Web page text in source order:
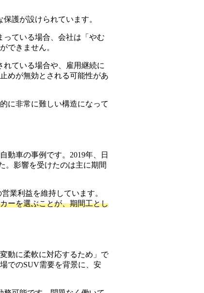
護が設けられています。
っている場合、会社は「やむ
できません。
ている場合や、雇用継続に
めが無効とされる可能性があ
に非常に難しい構造になって
動車の事例です。2019年、日
。影響を受けたのは主に期間
業利益を維持しています。
ーを選ぶことが、期間工とし
動に柔軟に対応するため」で
でのSUV需要を背景に、安